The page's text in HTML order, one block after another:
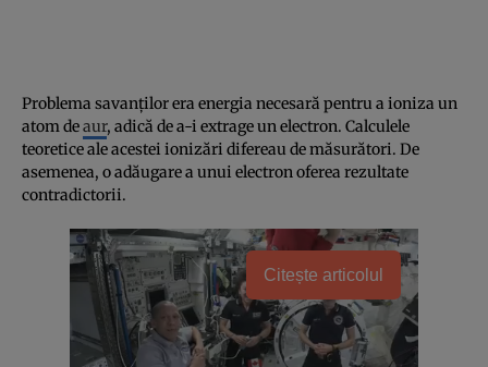
Problema savanţilor era energia necesară pentru a ioniza un
atom deaur, adică de a-i extrage un electron. Calculele
teoretice ale acestei ionizări difereau de măsurători. De
asemenea, o adăugare a unui electron oferea rezultate
contradictorii.
Citește articolul